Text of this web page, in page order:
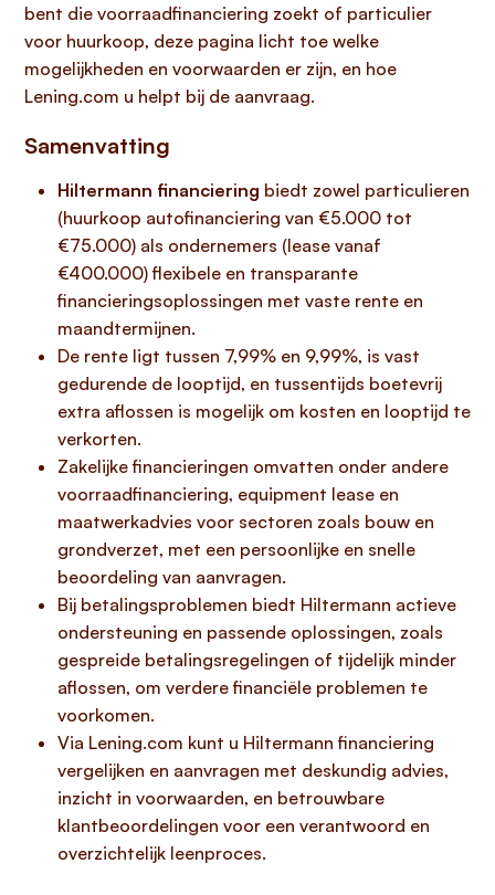
bent die voorraadfinanciering zoekt of particulier
voor huurkoop, deze pagina licht toe welke
mogelijkheden en voorwaarden er zijn, en hoe
Lening.com u helpt bij de aanvraag.
Samenvatting
Hiltermann financiering biedt zowel particulieren
(huurkoop autofinanciering van €5.000 tot
€75.000) als ondernemers (lease vanaf
€400.000) flexibele en transparante
financieringsoplossingen met vaste rente en
maandtermijnen.
De rente ligt tussen 7,99% en 9,99%, is vast
gedurende de looptijd, en tussentijds boetevrij
extra aflossen is mogelijk om kosten en looptijd te
verkorten.
Zakelijke financieringen omvatten onder andere
voorraadfinanciering, equipment lease en
maatwerkadvies voor sectoren zoals bouw en
grondverzet, met een persoonlijke en snelle
beoordeling van aanvragen.
Bij betalingsproblemen biedt Hiltermann actieve
ondersteuning en passende oplossingen, zoals
gespreide betalingsregelingen of tijdelijk minder
aflossen, om verdere financiële problemen te
voorkomen.
Via Lening.com kunt u Hiltermann financiering
vergelijken en aanvragen met deskundig advies,
inzicht in voorwaarden, en betrouwbare
klantbeoordelingen voor een verantwoord en
overzichtelijk leenproces.